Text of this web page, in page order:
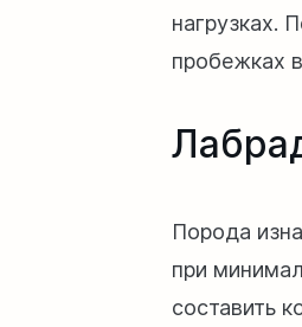
нагрузках.
пробежках
Порода
при
составить